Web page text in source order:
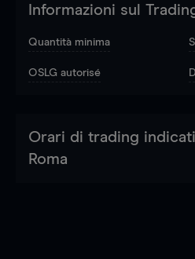
Informazioni sul
Quantità minima
OSLG autorisé
Orari di trading
Roma